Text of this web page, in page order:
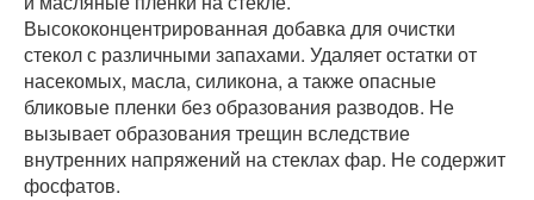
Высококонцентрированная добавка для очистки
стекол с различными запахами. Удаляет остатки от
насекомых, масла, силикона, а также опасные
бликовые пленки без образования разводов. Не
вызывает образования трещин вследствие
внутренних напряжений на стеклах фар. Не содержит
фосфатов.